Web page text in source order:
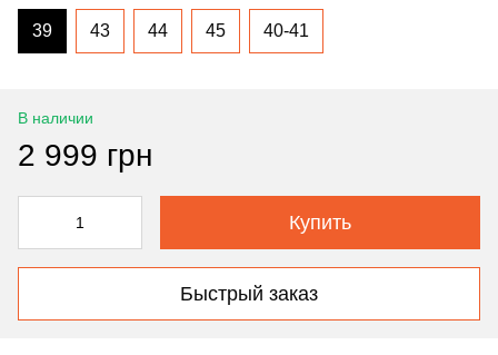
39 43 44 45 40-41
В наличии
2 999 грн
Купить
Быстрый заказ